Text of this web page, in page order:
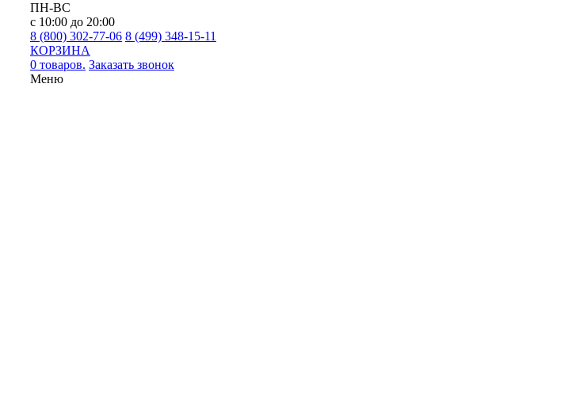
ПН-ВС
с 10:00 до 20:00
8 (800) 302-77-06 8 (499) 348-15-11
КОРЗИНА
0 товаров. Заказать звонок
Меню